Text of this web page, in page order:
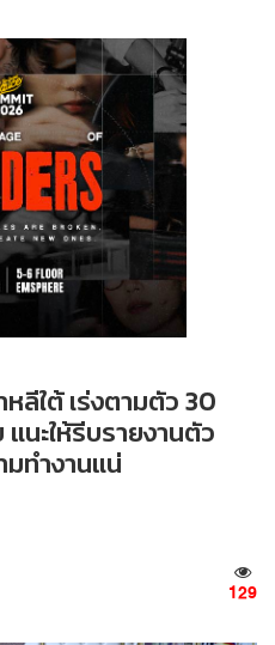
ลีใต้ เร่งตามตัว 30
นะให้รีบรายงานตัว
ทำงานแน่
129